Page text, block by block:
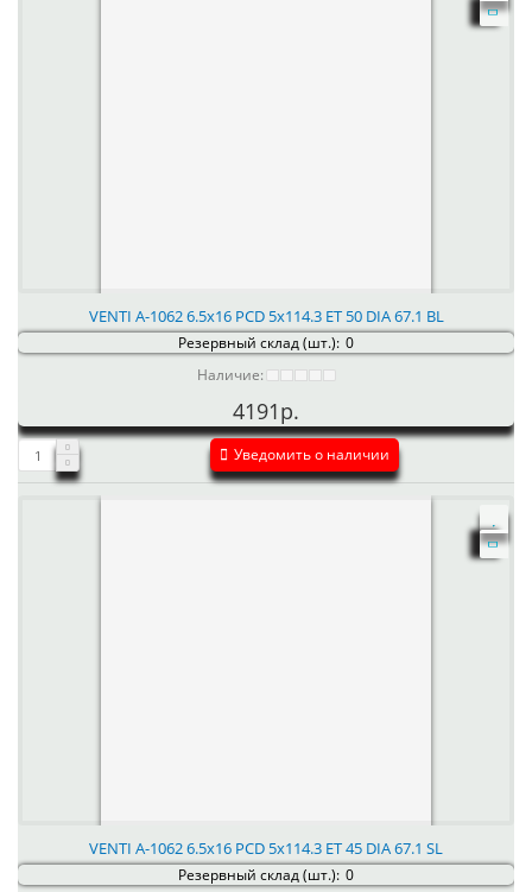
VENTI А-1062 6.5x16 PCD 5x114.3 ET 50 DIA 67.1 BL
Резервный склад (шт.): 0
Наличие:
4191р.
Уведомить о наличии
VENTI А-1062 6.5x16 PCD 5x114.3 ET 45 DIA 67.1 SL
Резервный склад (шт.): 0